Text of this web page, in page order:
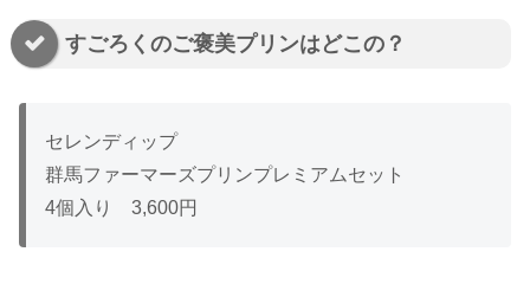
すごろくのご褒美プリンはどこの？
セレンディップ
群馬ファーマーズプリンプレミアムセット
4個入り 3,600円